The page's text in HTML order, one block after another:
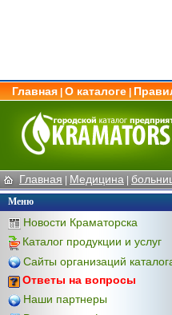
Главная О каталоге
Главная | Медицина |
Меню
Новости Краматорска
Каталог продукции и услуг
Сайты организаций
Ответы на вопросы
Наши партнеры